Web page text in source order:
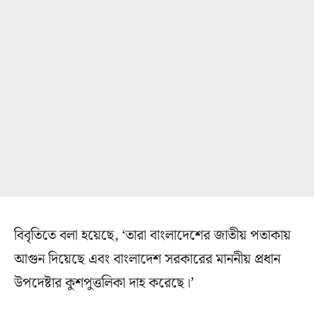
বিবৃতিতে বলা হয়েছে, ‘তারা বাংলাদেশের জাতীয় পতাকায়
আগুন দিয়েছে এবং বাংলাদেশ সরকারের মাননীয় প্রধান
উপদেষ্টার কুশপুত্তলিকা দাহ করেছে।’